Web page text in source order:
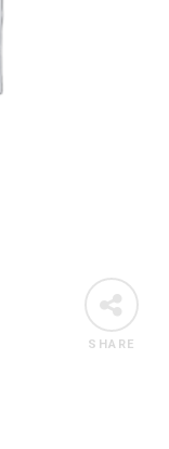
SHARE